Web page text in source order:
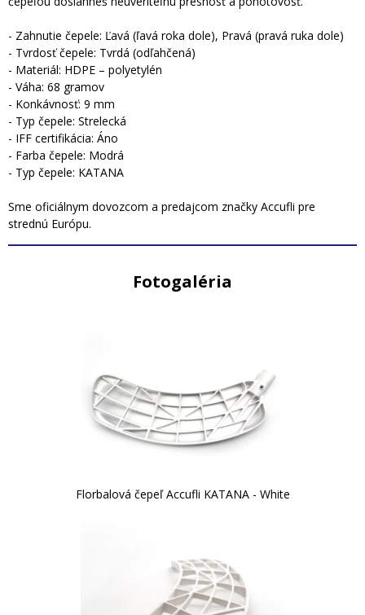
- Zahnutie čepele: Ľavá (ľavá roka dole), Pravá (pravá ruka dole)
- Tvrdosť čepele: Tvrdá (odľahčená)
- Materiál: HDPE – polyetylén
- Váha: 68 gramov
- Konkávnosť: 9 mm
- Typ čepele: Strelecká
- IFF certifikácia: Áno
- Farba čepele: Modrá
- Typ čepele: KATANA
Sme oficiálnym dovozcom a predajcom značky Accufli pre
strednú Európu.
Fotogaléria
Florbalová čepeľ Accufli KATANA - White